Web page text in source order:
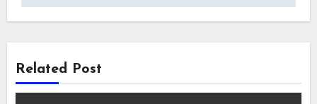
Related Post